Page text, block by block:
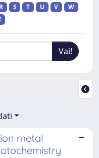
R S T U V
W
metal